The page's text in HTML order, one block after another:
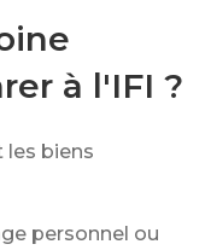
à l'IFI ?
les biens
personnel ou